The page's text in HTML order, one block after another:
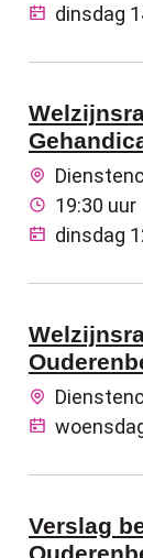
dinsdag
19:30 uur
dinsdag
Verslag